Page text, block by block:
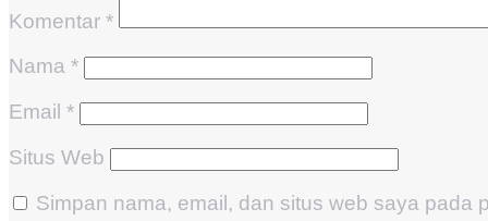
Komentar *
Nama *
Email *
Situs Web
Simpan nama, email, dan situs web saya pada